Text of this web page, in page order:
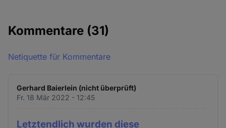
Kommentare (31)
Netiquette für Kommentare
Gerhard Baierlein (nicht überprüft)
Fr. 18 Mär 2022 - 12:45
Letztendlich wurden diese